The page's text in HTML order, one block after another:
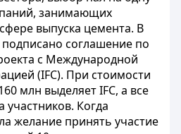
занимающих
выпуска цемента. В
соглашение по
с Международной
(IFC). При стоимости
млн выделяет IFC, а все
участников. Когда
желание принять участие